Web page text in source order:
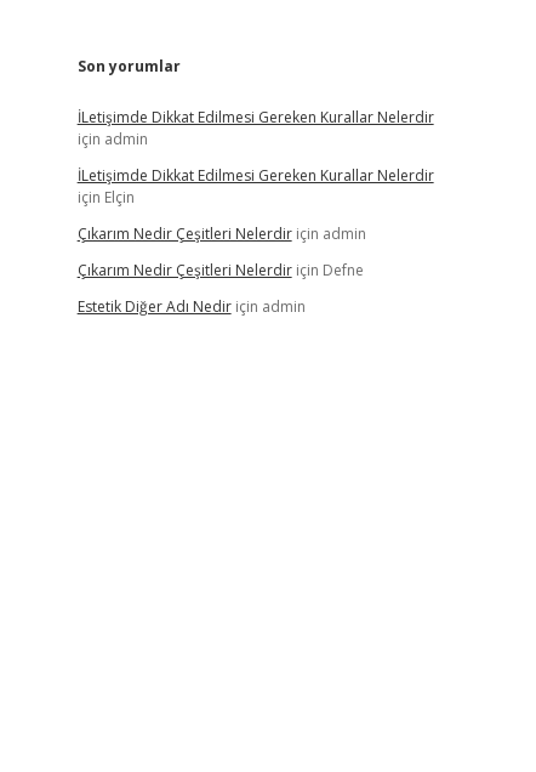
Son yorumlar
İLetişimde Dikkat Edilmesi Gereken Kurallar Nelerdir
için admin
İLetişimde Dikkat Edilmesi Gereken Kurallar Nelerdir
için Elçin
Çıkarım Nedir Çeşitleri Nelerdiriçin admin
Çıkarım Nedir Çeşitleri Nelerdiriçin Defne
Estetik Diğer Adı Nediriçin admin